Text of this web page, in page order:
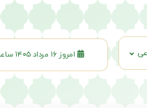
امروز ۱۶ مرداد ۱۴۰۵ ساعت ۰۱:۴۵